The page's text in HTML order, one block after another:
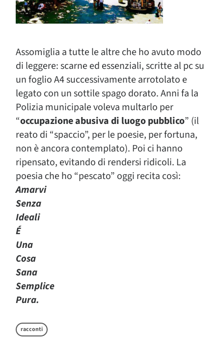
Assomiglia a tutte le altre che ho avuto modo
di leggere: scarne ed essenziali, scritte al pc su
un foglio A4 successivamente arrotolato e
legato con un sottile spago dorato. Anni fa la
Polizia municipale voleva multarlo per
“occupazione abusiva di luogo pubblico” (il
reato di “spaccio”, per le poesie, per fortuna,
non è ancora contemplato). Poi ci hanno
ripensato, evitando di rendersi ridicoli. La
poesia che ho “pescato” oggi recita così:
Amarvi
Senza
Ideali
É
Una
Cosa
Sana
Semplice
Pura.
racconti